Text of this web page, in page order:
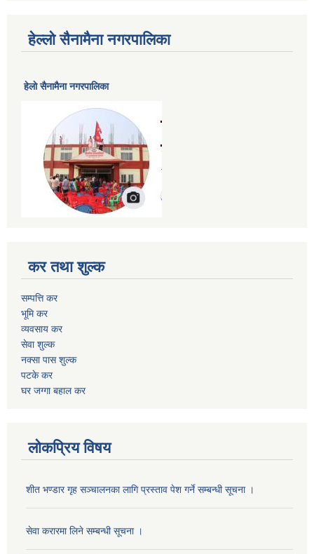
हेल्लो सैनामैना नगरपालिका
हेलाे सैनामैना नगरपालिका
कर तथा शुल्क
सम्पत्ति कर
भूमि कर
व्यवसाय कर
सेवा शुल्क
नक्सा पास शुल्क
पटके कर
घर जग्गा बहाल कर
लोकप्रिय विषय
शीत भण्डार गृह सञ्चालनका लागि प्रस्ताव पेश गर्ने सम्बन्धी सूचना ।
सेवा करारमा लिने सम्बन्धी सूचना ।